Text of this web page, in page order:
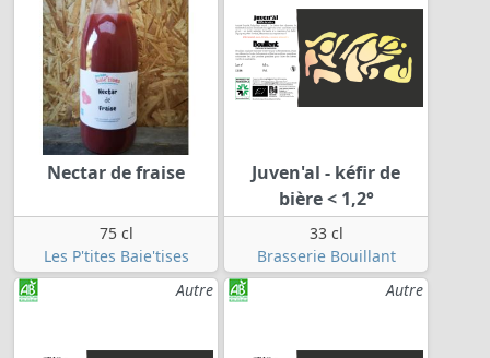
Nectar de fraise
75 cl
Les P'tites Baie'tises
Juven'al - kéfir de
bière < 1,2°
33 cl
Brasserie Bouillant
Autre
Autre